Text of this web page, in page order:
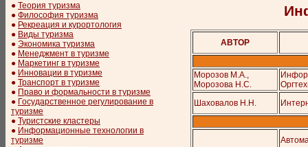
● Теория туризма
● Философия туризма
● Рекреация и курортология
● Виды туризма
● Экономика туризма
● Менеджмент в туризме
● Маркетинг в туризме
● Инновации в туризме
● Транспорт в туризме
● Право и формальности в туризме
● Государственное регулирование в
туризме
● Туристские кластеры
● Информационные технологии в
туризме
АВТОР
Морозов М.А.,
Морозова Н.С.
Шаховалов Н.Н.